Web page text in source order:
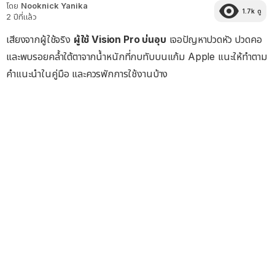
โดย Nooknick Yanika
2 ปีที่แล้ว
1.7k ดู
เสียงจากผู้ใช้จริง ผู้ใช้ Vision Pro บ่นอุบ เจอปัญหาปวดหัว ปวดคอ
และพบรอยคล้ำใต้ตาจากน้ำหนักที่กบทับบนแก้ม Apple แนะให้ทำตาม
คำแนะนำในคู่มือ และควรพักการใช้งานบ้าง